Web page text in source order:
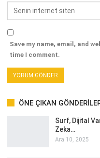
Save my name, email, and
time I comment.
ÖNE ÇIKAN
Surf, Dijital
Zeka…
Ara 10, 2025